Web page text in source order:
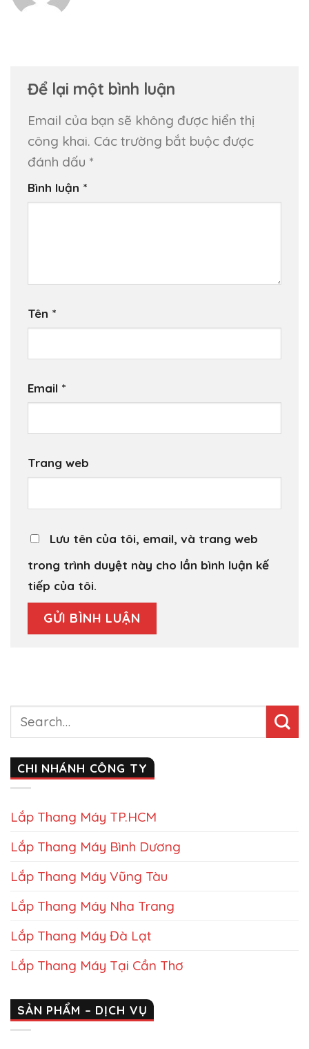
Để lại một bình luận
Email của bạn sẽ không được hiển thị
công khai. Các trường bắt buộc được
đánh dấu *
Bình luận *
Tên *
Email *
Trang web
Lưu tên của tôi, email, và trang web
trong trình duyệt này cho lần bình luận kế
tiếp của tôi.
CHI NHÁNH CÔNG TY
Lắp Thang Máy TP.HCM
Lắp Thang Máy Bình Dương
Lắp Thang Máy Vũng Tàu
Lắp Thang Máy Nha Trang
Lắp Thang Máy Đà Lạt
Lắp Thang Máy Tại Cần Thơ
SẢN PHẨM – DỊCH VỤ